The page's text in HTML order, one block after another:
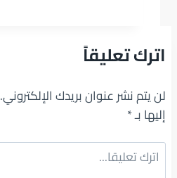
اترك تعليقاً
لن يتم نشر عنوان بريدك الإلكتروني.
إليها بـ*